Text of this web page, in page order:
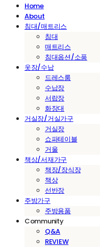
Home
About
침대/매트리스
침대
매트리스
침대옵션/소품
옷장/수납
드레스룸
수납장
서랍장
화장대
거실장/거실가구
거실장
쇼파테이블
거울
책상/서재가구
책장/장식장
책상
선반장
주방가구
주방용품
Community
Q&A
REVIEW